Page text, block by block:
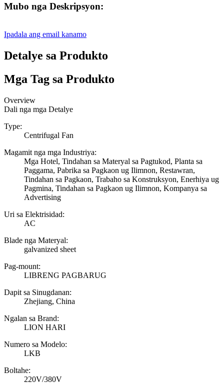
Mubo nga Deskripsyon:
Ipadala ang email kanamo
Detalye sa Produkto
Mga Tag sa Produkto
Overview
Dali nga mga Detalye
Type:
Centrifugal Fan
Magamit nga mga Industriya:
Mga Hotel, Tindahan sa Materyal sa Pagtukod, Planta sa
Paggama, Pabrika sa Pagkaon ug Ilimnon, Restawran,
Tindahan sa Pagkaon, Trabaho sa Konstruksyon, Enerhiya ug
Pagmina, Tindahan sa Pagkaon ug Ilimnon, Kompanya sa
Advertising
Uri sa Elektrisidad:
AC
Blade nga Materyal:
galvanized sheet
Pag-mount:
LIBRENG PAGBARUG
Dapit sa Sinugdanan:
Zhejiang, China
Ngalan sa Brand:
LION HARI
Numero sa Modelo:
LKB
Boltahe:
220V/380V